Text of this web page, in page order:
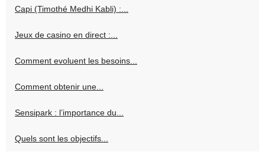
Capi (Timothé Medhi Kabli) :...
Jeux de casino en direct :...
Comment evoluent les besoins...
Comment obtenir une...
Sensipark : l’importance du...
Quels sont les objectifs...